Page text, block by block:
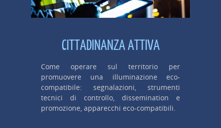
CITTADINANZA ATTIVA
Come operare sul territorio per
promuovere una illuminazione eco-
compatibile: segnalazioni, strumenti
tecnici di controllo, dissemination e
promozione, apparecchi eco-compatibili.